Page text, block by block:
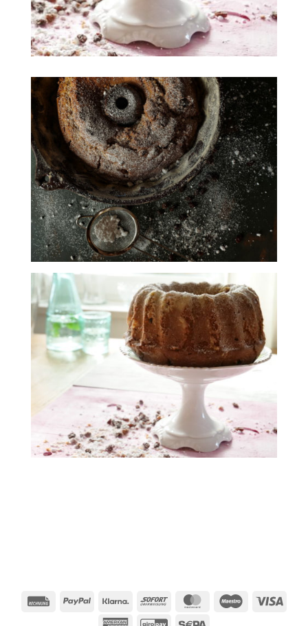
RechungPayPal Klarna Sofort MasterCardMaestro
AmericanGiroPay